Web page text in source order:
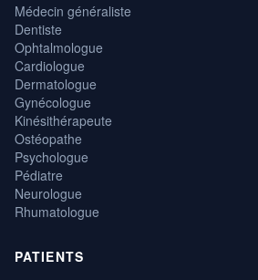
Médecin généraliste
Dentiste
Ophtalmologue
Cardiologue
Dermatologue
Gynécologue
Kinésithérapeute
Ostéopathe
Psychologue
Pédiatre
Neurologue
Rhumatologue
PATIENTS